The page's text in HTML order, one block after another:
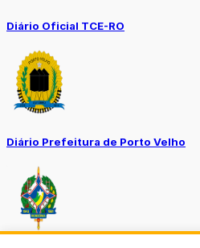
Diário Oficial TCE-RO
Diário Prefeitura de Porto Velho